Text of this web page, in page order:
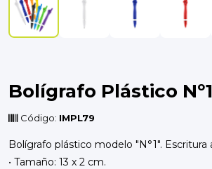
Bolígrafo Plástico Nº1
Código: IMPL79
Bolígrafo plástico modelo "N°1". Escritura
• Tamaño: 13 x 2 cm.